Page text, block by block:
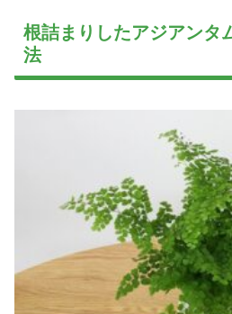
根詰まりしたアジアンタ
法